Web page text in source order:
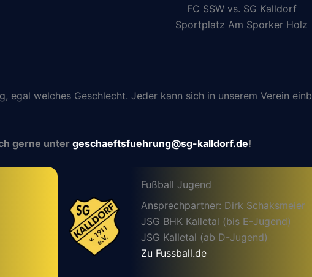
FC SSW vs. SG Kalldorf
Sportplatz Am Sporker Holz
welches Geschlecht. Jeder kann sich in unserem Verein
gerne unter geschaeftsfuehrung@sg-kalldorf.de!
Fußball Jugend
Ansprechpartner: Dirk Schaksmeier
JSG BHK Kalletal (bis E-Jugend)
JSG Kalletal (ab D-Jugend)
Zu Fussball.de